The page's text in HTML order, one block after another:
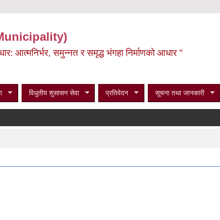
आत्मनिर्भर, समुन्नत र समृद्ध भंगहा निर्माणको आधार "
विधुतीय शुसासन सेवा प्रतिवेदन सूचना तथा जानकारी